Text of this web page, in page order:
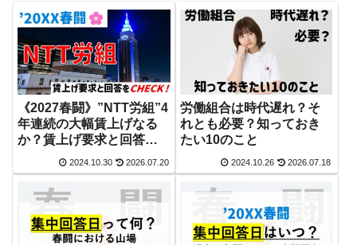
《2027春闘》”NTT労組”4
年連続の大幅賃上げなる
か？賃上げ要求と回答を
チェック！
2024.10.30 2026.07.20
労働組合は時代遅れ？そ
れとも必要？知っておき
たい10のこと
2024.10.26 2026.07.18